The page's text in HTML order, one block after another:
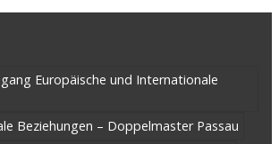
Europäische und Internationale
Beziehungen – Doppelmaster Passau